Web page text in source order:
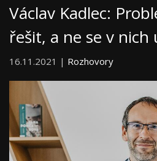
Václav Kadlec:
řešit, a ne se v
16.11.2021 | Rozhovory